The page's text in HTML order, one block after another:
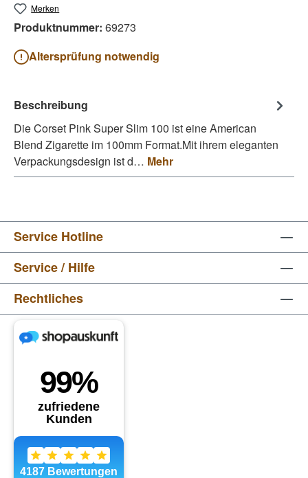
Merken
Produktnummer: 69273
Altersprüfung notwendig
Beschreibung
Die Corset Pink Super Slim 100 ist eine American
Blend Zigarette im 100mm Format.Mit ihrem eleganten
Verpackungsdesign ist d… Mehr
Service Hotline
Service / Hilfe
Rechtliches